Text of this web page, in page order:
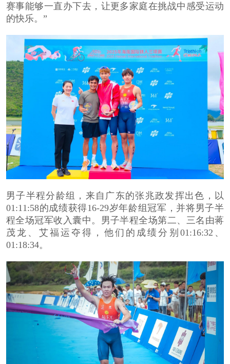
赛事能够一直办下去，让更多家庭在挑战中感受运动
的快乐。”
男子半程分龄组，来自广东的张兆政发挥出色，以
01:11:58的成绩获得16-29岁年龄组冠军，并将男子半
程全场冠军收入囊中。男子半程全场第二、三名由蒋
茂龙、艾福运夺得，他们的成绩分别01:16:32、
01:18:34。